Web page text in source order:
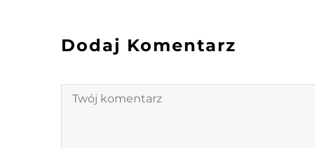
Dodaj Komentarz